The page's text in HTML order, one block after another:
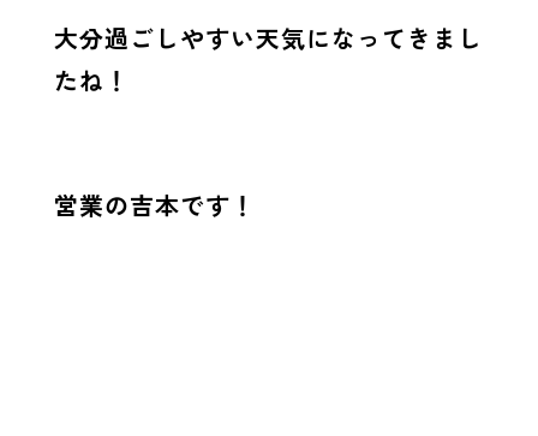
大分過ごしやすい天気になってきまし
たね！
営業の吉本です！